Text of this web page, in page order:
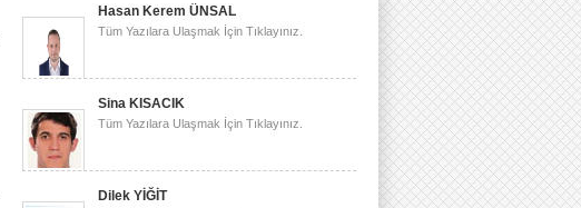
Hasan Kerem ÜNSAL
Tüm Yazılara Ulaşmak İçin Tıklayınız.
Sina KISACIK
Tüm Yazılara Ulaşmak İçin Tıklayınız.
Dilek YİĞİT